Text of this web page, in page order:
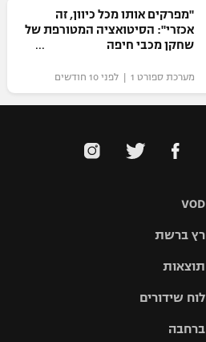
"מפרקים אותו מכל כיוון, זה
אכזרי": הסיטואציה המטורפת של
שחקן מכבי חיפה
מערכת ספורט 1 | לפני 10 חודשים
VOD
רץ ברשת
תוצאות
לוח שידורים
ברחבה